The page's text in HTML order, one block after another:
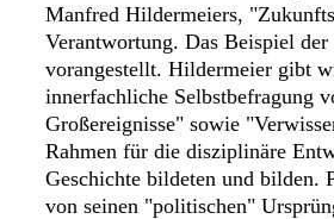
Manfred Hildermeiers,
Verantwortung. Das Beispiel
vorangestellt. Hildermeier gibt
innerfachliche Selbstbefragung
Großereignisse" sowie
Rahmen für die disziplinäre
Geschichte bildeten und bilden.
von seinen "politischen"